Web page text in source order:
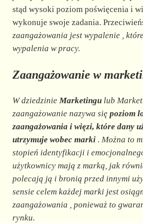
stąd wysoki poziom poświęcenia i
wykonuje swoje zadania.
zaangażowania jest wypalenie ,
wypalenia w pracy.
Zaangażowanie w
W dziedzinie Marketingulub
zaangażowanie nazywa się poziom
zaangażowania i więzi, które dany
utrzymuje wobec marki. Można to
stopień identyfikacji i
użytkownicy mają z marką, jak
polecają ją i bronią przed innymi
sensie celem każdej marki jest
zaangażowania , ponieważ to
rynku.